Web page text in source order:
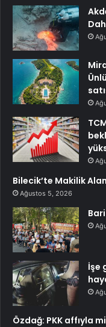
Bilecik’te Makilik
Ağustos 5, 2026
İşe
Özdağ: PKK affıyla